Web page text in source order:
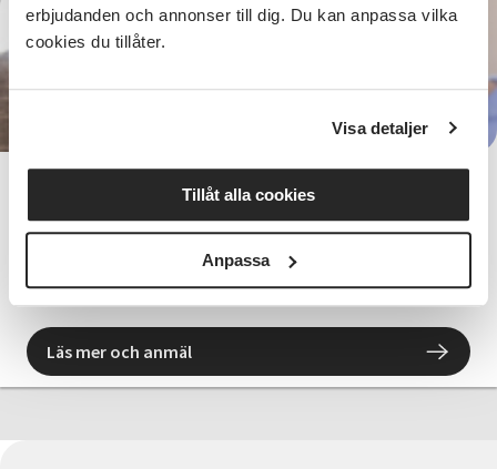
erbjudanden och annonser till dig. Du kan anpassa vilka
cookies du tillåter.
Visa detaljer
Tillåt alla cookies
Anpassa
Teckenkommunikation TAKK,
fortsättning
ons 2026-10-07
17:30
Läs mer och anmäl